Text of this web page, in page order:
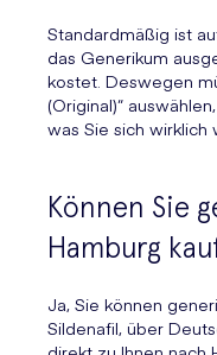
Standardmäßig ist
das Generikum
kostet. Deswegen
(Original)“
was Sie sich wirklich
Können Sie
Hamburg
Ja, Sie können
Sildenafil, über